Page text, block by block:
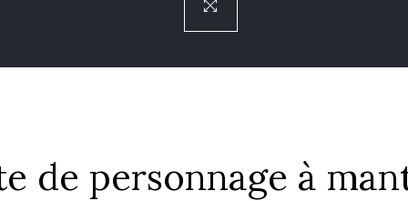
de personnage à